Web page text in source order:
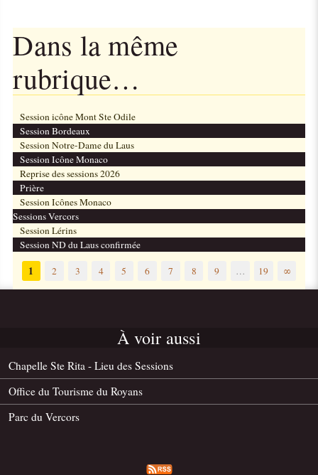
Dans la même
rubrique…
Session icône Mont Ste Odile
Session Bordeaux
Session Notre-Dame du Laus
Session Icône Monaco
Reprise des sessions 2026
Prière
Session Icônes Monaco
Sessions Vercors
Session Lérins
Session ND du Laus confirmée
1 2 3 4 5 6 7 8 9 … 19 ∞
À voir aussi
Chapelle Ste Rita - Lieu des Sessions
Office du Tourisme du Royans
Parc du Vercors